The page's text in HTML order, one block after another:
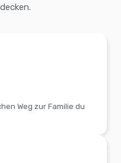
Weg zur Familie du